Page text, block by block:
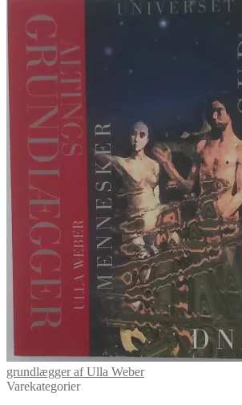
grundlægger af Ulla Weber
Varekategorier